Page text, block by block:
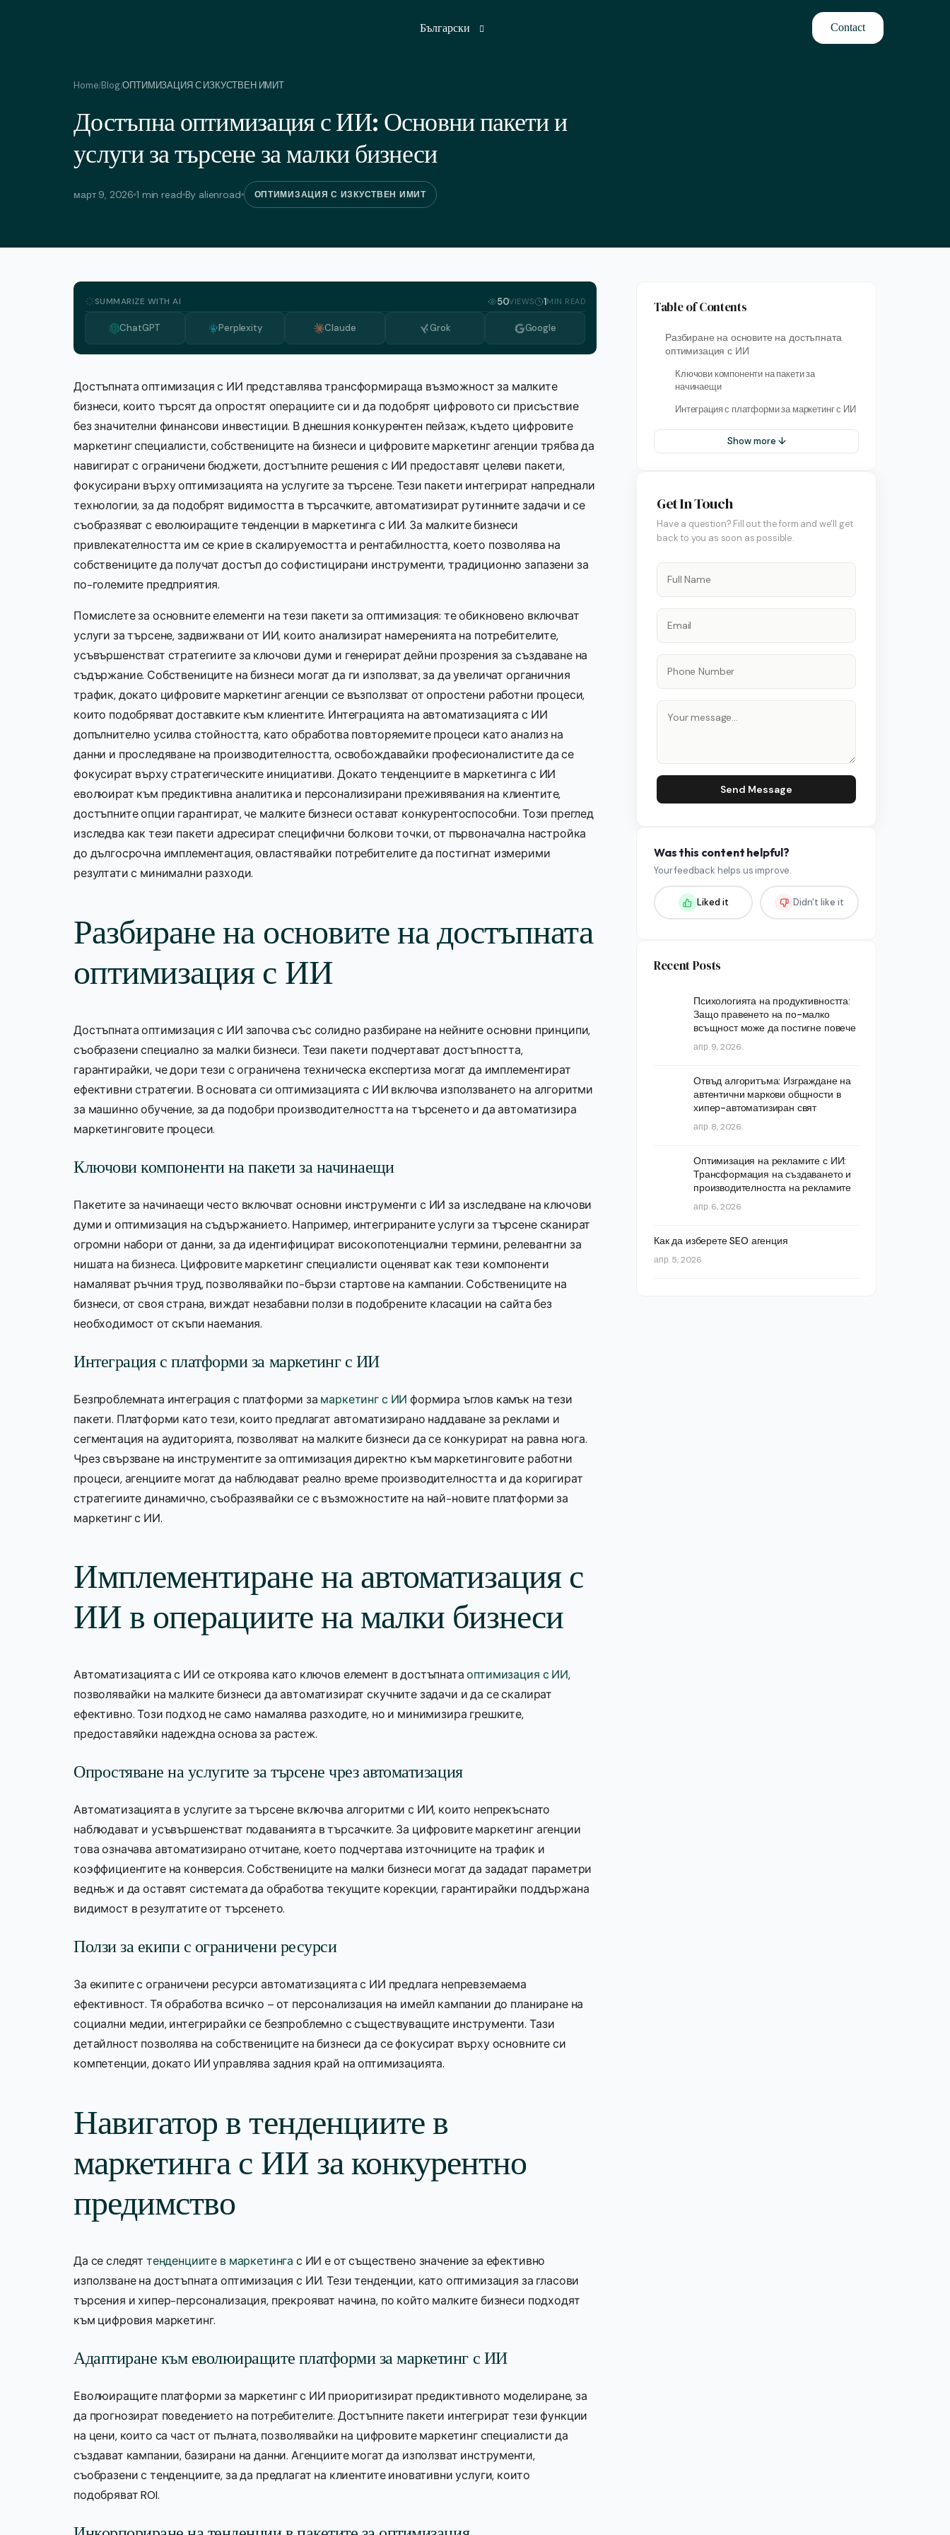
Български
Френски
Немски
Японски
Турски
Azerbaijani
Холандски
Гръцки
Италиански
Македонски
Португалски (Португалия)
Румънски
Сръбски
Шведски
Contact
Home/Blog/ОПТИМИЗАЦИЯ С ИЗКУСТВЕН ИМИТ
Достъпна оптимизация с ИИ: Основни пакети и
услуги за търсене за малки бизнеси
март 9, 2026 1 min read By alienroad ОПТИМИЗАЦИЯ С ИЗКУСТВЕН ИМИТ
SUMMARIZE WITH AI 50VIEWS 1MIN READ
ChatGPT Perplexity Claude Grok Google
Достъпната оптимизация с ИИ представлява трансформираща възможност за малките
бизнеси, които търсят да опростят операциите си и да подобрят цифровото си присъствие
без значителни финансови инвестиции. В днешния конкурентен пейзаж, където цифровите
маркетинг специалисти, собствениците на бизнеси и цифровите маркетинг агенции трябва да
навигират с ограничени бюджети, достъпните решения с ИИ предоставят целеви пакети,
фокусирани върху оптимизацията на услугите за търсене. Тези пакети интегрират напреднали
технологии, за да подобрят видимостта в търсачките, автоматизират рутинните задачи и се
съобразяват с еволюиращите тенденции в маркетинга с ИИ. За малките бизнеси
привлекателността им се крие в скалируемостта и рентабилността, което позволява на
собствениците да получат достъп до софистицирани инструменти, традиционно запазени за
по-големите предприятия.
Помислете за основните елементи на тези пакети за оптимизация: те обикновено включват
услуги за търсене, задвижвани от ИИ, които анализират намеренията на потребителите,
усъвършенстват стратегиите за ключови думи и генерират дейни прозрения за създаване на
съдържание. Собствениците на бизнеси могат да ги използват, за да увеличат органичния
трафик, докато цифровите маркетинг агенции се възползват от опростени работни процеси,
които подобряват доставките към клиентите. Интеграцията на автоматизацията с ИИ
допълнително усилва стойността, като обработва повторяемите процеси като анализ на
данни и проследяване на производителността, освобождавайки професионалистите да се
фокусират върху стратегическите инициативи. Докато тенденциите в маркетинга с ИИ
еволюират към предиктивна аналитика и персонализирани преживявания на клиентите,
достъпните опции гарантират, че малките бизнеси остават конкурентоспособни. Този преглед
изследва как тези пакети адресират специфични болкови точки, от първоначална настройка
до дългосрочна имплементация, овластявайки потребителите да постигнат измерими
резултати с минимални разходи.
Разбиране на основите на достъпната
оптимизация с ИИ
Достъпната оптимизация с ИИ започва със солидно разбиране на нейните основни принципи,
съобразени специално за малки бизнеси. Тези пакети подчертават достъпността,
гарантирайки, че дори тези с ограничена техническа експертиза могат да имплементират
ефективни стратегии. В основата си оптимизацията с ИИ включва използването на алгоритми
за машинно обучение, за да подобри производителността на търсенето и да автоматизира
маркетинговите процеси.
Ключови компоненти на пакети за начинаещи
Пакетите за начинаещи често включват основни инструменти с ИИ за изследване на ключови
думи и оптимизация на съдържанието. Например, интегрираните услуги за търсене сканират
огромни набори от данни, за да идентифицират високопотенциални термини, релевантни за
нишата на бизнеса. Цифровите маркетинг специалисти оценяват как тези компоненти
намаляват ръчния труд, позволявайки по-бързи стартове на кампании. Собствениците на
бизнеси, от своя страна, виждат незабавни ползи в подобрените класации на сайта без
необходимост от скъпи наемания.
Интеграция с платформи за маркетинг с ИИ
Безпроблемната интеграция с платформи за маркетинг с ИИ формира ъглов камък на тези
пакети. Платформи като тези, които предлагат автоматизирано наддаване за реклами и
сегментация на аудиторията, позволяват на малките бизнеси да се конкурират на равна нога.
Чрез свързване на инструментите за оптимизация директно към маркетинговите работни
процеси, агенциите могат да наблюдават реално време производителността и да коригират
стратегиите динамично, съобразявайки се с възможностите на най-новите платформи за
маркетинг с ИИ.
Имплементиране на автоматизация с
ИИ в операциите на малки бизнеси
Автоматизацията с ИИ се откроява като ключов елемент в достъпнатаоптимизация с ИИ,
позволявайки на малките бизнеси да автоматизират скучните задачи и да се скалират
ефективно. Този подход не само намалява разходите, но и минимизира грешките,
предоставяйки надеждна основа за растеж.
Опростяване на услугите за търсене чрез автоматизация
Автоматизацията в услугите за търсене включва алгоритми с ИИ, които непрекъснато
наблюдават и усъвършенстват подаванията в търсачките. За цифровите маркетинг агенции
това означава автоматизирано отчитане, което подчертава източниците на трафик и
коэффициентите на конверсия. Собствениците на малки бизнеси могат да зададат параметри
веднъж и да оставят системата да обработва текущите корекции, гарантирайки поддържана
видимост в резултатите от търсенето.
Ползи за екипи с ограничени ресурси
За екипите с ограничени ресурси автоматизацията с ИИ предлага непревземаема
ефективност. Тя обработва всичко – от персонализация на имейл кампании до планиране на
социални медии, интегрирайки се безпроблемно с съществуващите инструменти. Тази
детайлност позволява на собствениците на бизнеси да се фокусират върху основните си
компетенции, докато ИИ управлява задния край на оптимизацията.
Навигатор в тенденциите в
маркетинга с ИИ за конкурентно
предимство
Да се следят тенденциите в маркетинга с ИИ е от съществено значение за ефективно
използване на достъпната оптимизация с ИИ. Тези тенденции, като оптимизация за гласови
търсения и хипер-персонализация, прекрояват начина, по който малките бизнеси подходят
към цифровия маркетинг.
Адаптиране към еволюиращите платформи за маркетинг с ИИ
Еволюиращите платформи за маркетинг с ИИ приоритизират предиктивното моделиране, за
да прогнозират поведението на потребителите. Достъпните пакети интегрират тези функции
на цени, които са част от пълната, позволявайки на цифровите маркетинг специалисти да
създават кампании, базирани на данни. Агенциите могат да използват инструменти,
съобразени с тенденциите, за да предлагат на клиентите иновативни услуги, които
подобряват ROI.
Table of Contents
Разбиране на основите на достъпната
оптимизация с ИИ
Ключови компоненти на пакети за
начинаещи
Интеграция с платформи за маркетинг с ИИ
Show more ↓
Get In Touch
Have a question? Fill out the form and we'll get
back to you as soon as possible.
Send Message
Was this content helpful?
Your feedback helps us improve.
Liked it Didn't like it
Recent Posts
Психологията на продуктивността:
Защо правенето на по-малко
всъщност може да постигне повече
апр. 9, 2026
Отвъд алгоритъма: Изграждане на
автентични маркови общности в
хипер-автоматизиран свят
апр. 8, 2026
Оптимизация на рекламите с ИИ:
Трансформация на създаването и
производителността на рекламите
апр. 6, 2026
Как да изберете SEO агенция
апр. 5, 2026